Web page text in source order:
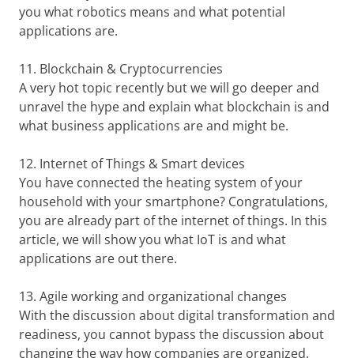
you what robotics means and what potential
applications are.
11. Blockchain & Cryptocurrencies
A very hot topic recently but we will go deeper and
unravel the hype and explain what blockchain is and
what business applications are and might be.
12. Internet of Things & Smart devices
You have connected the heating system of your
household with your smartphone? Congratulations,
you are already part of the internet of things. In this
article, we will show you what IoT is and what
applications are out there.
13. Agile working and organizational changes
With the discussion about digital transformation and
readiness, you cannot bypass the discussion about
changing the way how companies are organized.